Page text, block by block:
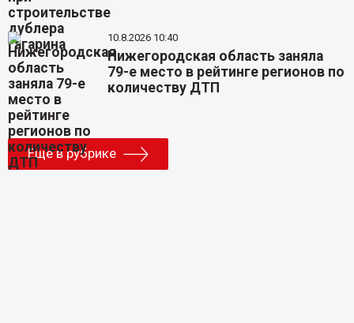
10.8.2026 10:40
Нижегородская область заняла
79-е место в рейтинге регионов по
количеству ДТП
Еще в рубрике